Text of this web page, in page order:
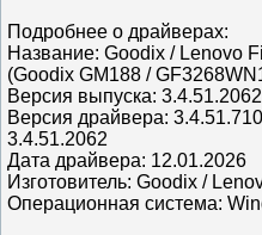
Подробнее о драйверах:
Название: Goodix / Lenovo
(Goodix GM188 /
Версия выпуска: 3.4.51.2062
Версия драйвера:
3.4.51.2062
Дата драйвера: 12.01.2026
Изготовитель: Goodix /
Операционная система: